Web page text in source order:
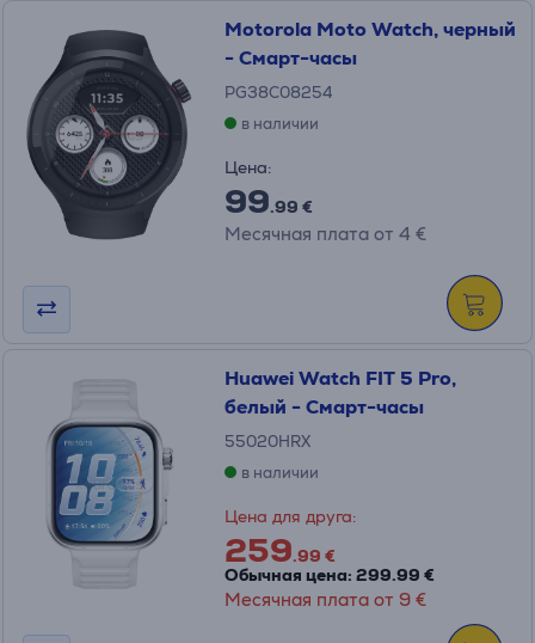
Motorola Moto Watch, черный
- Смарт-часы
PG38C08254
в наличии
Цена:
99.99 €
Месячная плата от 4 €
Huawei Watch FIT 5 Pro,
белый - Смарт-часы
55020HRX
в наличии
Цена для друга:
259.99 €
Обычная цена: 299.99 €
Месячная плата от 9 €